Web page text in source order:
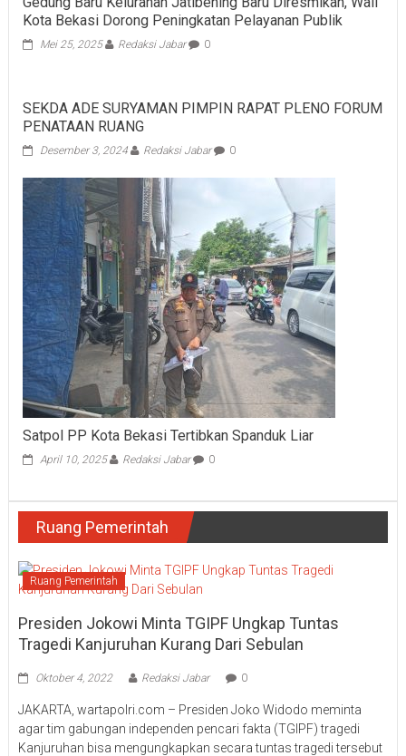
Kota Bekasi Dorong Peningkatan Pelayanan Publik
Mei 25, 2025 Redaksi Jabar 0
SEKDA ADE SURYAMAN PIMPIN RAPAT PLENO FORUM
PENATAAN RUANG
Desember 3, 2024 Redaksi Jabar 0
Satpol PP Kota Bekasi Tertibkan Spanduk Liar
April 10, 2025 Redaksi Jabar 0
Ruang Pemerintah
Ruang Pemerintah
Presiden Jokowi Minta TGIPF Ungkap Tuntas
Tragedi Kanjuruhan Kurang Dari Sebulan
Oktober 4, 2022 Redaksi Jabar 0
JAKARTA, wartapolri.com – Presiden Joko Widodo meminta
agar tim gabungan independen pencari fakta (TGIPF) tragedi
Kanjuruhan bisa mengungkapkan secara tuntas tragedi tersebut